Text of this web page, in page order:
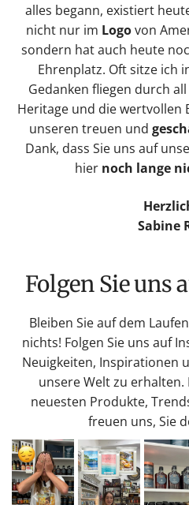
alles begann, existiert
nicht nur im Logovon
sondern hat auch heute
Ehrenplatz. Oft sitze ich
Gedanken fliegen durch
Heritage und die wertvollen
unseren treuen und
Dank, dass Sie uns auf
hier noch lange
Sabine
Folgen Sie
Bleiben Sie auf dem
nichts! Folgen Sie uns auf
Neuigkeiten, Inspirationen
unsere Welt zu erhalten.
neuesten Produkte,
freuen uns, Sie